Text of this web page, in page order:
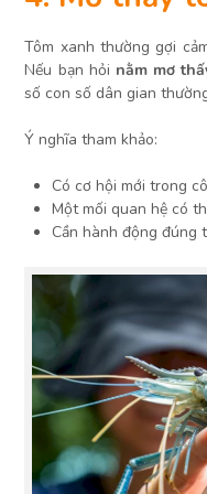
Tôm xanh thường gợi
Nếu bạn hỏi nằm mơ
số con số dân gian
Ý nghĩa tham khảo:
Có cơ hội mới trong
Một mối quan hệ có
Cần hành động đúng